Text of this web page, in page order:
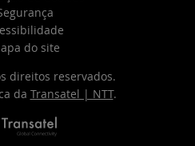
do site
direitos reservados.
da Transatel | NTT.